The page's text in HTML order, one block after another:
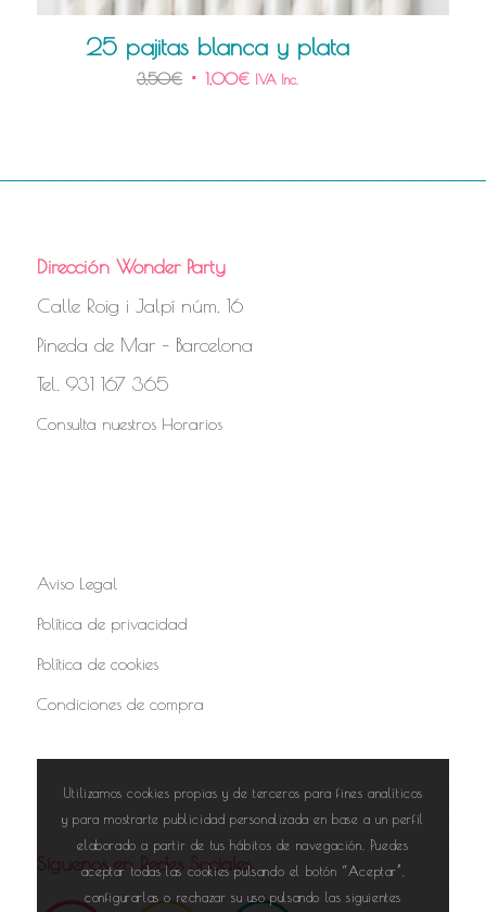
25 pajitas blanca y plata
3,50€ 1,00€ IVA Inc.
Dirección Wonder Party
Calle Roig i Jalpí núm. 16
Pineda de Mar – Barcelona
Tel. 931 167 365
Consulta nuestros Horarios
Aviso Legal
Política de privacidad
Política de cookies
Condiciones de compra
Síguenos en Redes Sociales
Utilizamos cookies propias y de terceros para fines analíticos
y para mostrarte publicidad personalizada en base a un perfil
elaborado a partir de tus hábitos de navegación. Puedes
aceptar todas las cookies pulsando el botón “Aceptar”,
configurarlas o rechazar su uso pulsando las siguientes